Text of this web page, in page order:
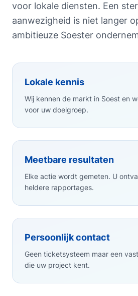
voor lokale diensten. Een
aanwezigheid is niet langer
ambitieuze Soester
Lokale kennis
Wij kennen de markt in Soest en
voor uw doelgroep.
Meetbare resultaten
Elke actie wordt gemeten. U
heldere rapportages.
Persoonlijk contact
Geen ticketsysteem maar een
die uw project kent.